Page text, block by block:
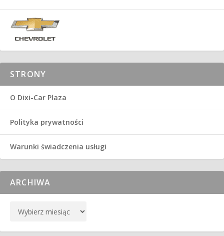
STRONY
O Dixi-Car Plaza
Polityka prywatności
Warunki świadczenia usługi
ARCHIWA